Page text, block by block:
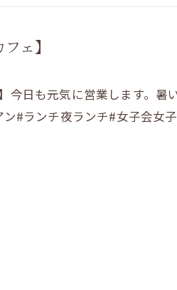
ェ】
今日も元気に営業します。
ン#ランチ夜ランチ#女子会女